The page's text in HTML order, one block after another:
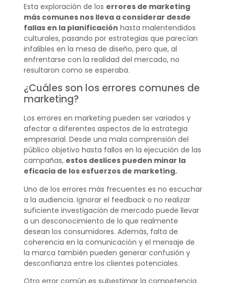
Esta exploración de los errores de marketing
más comunes nos lleva a considerar desde
fallas en la planificación hasta malentendidos
culturales, pasando por estrategias que parecían
infalibles en la mesa de diseño, pero que, al
enfrentarse con la realidad del mercado, no
resultaron como se esperaba.
¿Cuáles son los errores comunes de
marketing?
Los errores en marketing pueden ser variados y
afectar a diferentes aspectos de la estrategia
empresarial. Desde una mala comprensión del
público objetivo hasta fallos en la ejecución de las
campañas, estos deslices pueden minar la
eficacia de los esfuerzos de marketing.
Uno de los errores más frecuentes es no escuchar
a la audiencia. Ignorar el feedback o no realizar
suficiente investigación de mercado puede llevar
a un desconocimiento de lo que realmente
desean los consumidores. Además, falta de
coherencia en la comunicación y el mensaje de
la marca también pueden generar confusión y
desconfianza entre los clientes potenciales.